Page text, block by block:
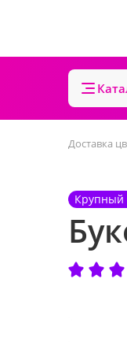
Доставка
Крупный